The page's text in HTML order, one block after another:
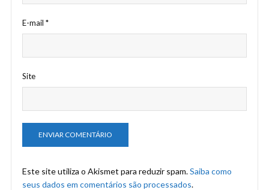
E-mail *
Site
Este site utiliza o Akismet para reduzir spam.Saiba como
seus dados em comentários são processados.